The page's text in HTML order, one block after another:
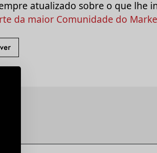
atualizado sobre o que lhe
da maior Comunidade do